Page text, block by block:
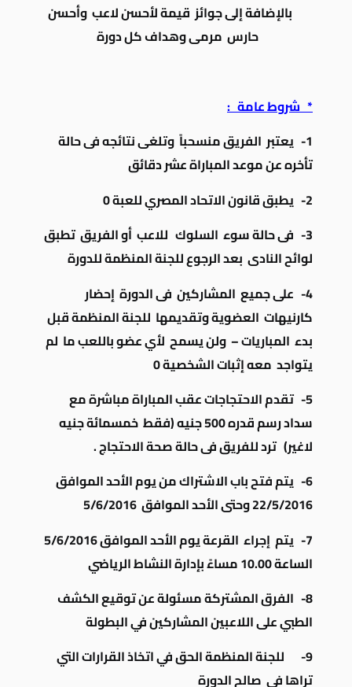
بالإضافة إلى جوائز قيمة لأحسن لاعب وأحسن
حارس مرمى وهداف كل دورة
* شروط عامة :
1- يعتبر الفريق منسحباً وتلغى نتائجه فى حالة
تأخره عن موعد المباراة عشر دقائق
2- يطبق قانون الاتحاد المصري للعبة 0
3- فى حالة سوء السلوك للاعب أو الفريق تطبق
لوائح النادى بعد الرجوع للجنة المنظمة للدورة
4- على جميع المشاركين فى الدورة إحضار
كارنيهات العضوية وتقديمها للجنة المنظمة قبل
بدء المباريات – ولن يسمح لأي عضو باللعب ما لم
يتواجد معه إثبات الشخصية 0
5- تقدم الاحتجاجات عقب المباراة مباشرة مع
سداد رسم قدره 500 جنيه (فقط خمسمائة جنيه
لاغير) ترد للفريق فى حالة صحة الاحتجاج .
6- يتم فتح باب الاشتراك من يوم الأحد الموافق
22/5/2016 وحتى الأحد الموافق 5/6/2016
7- يتم إجراء القرعة
الساعة 10.00 مساءً بإدارة النشاط الرياضي
8- الفرق المشتركة مسئولة عن توقيع الكشف
الطبي على اللاعبين المشاركين في البطولة
9-
للجنة المنظمةالحق فياتخاذ القرارات التي
تراها في صالح الدورة